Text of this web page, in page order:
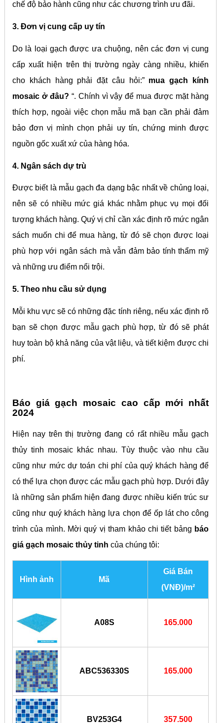
chế độ bảo hành cũng như các chương trình ưu đãi.
3. Đơn vị cung cấp uy tín
Do là loại gạch được ưa chuộng, nên các đơn vị cung
cấp xuất hiện trên thị trường ngày càng nhiều, khiến
cho khách hàng phải đặt câu hỏi:” mua gạch kính
mosaic ở đâu? “. Chính vì vậy để mua được mặt hàng
thích hợp, ngoài việc chọn mẫu mã bạn cần phải đảm
bảo đơn vị mình chọn phải uy tín, chứng minh được
nguồn gốc xuất xứ của hàng hóa.
4. Ngân sách dự trù
Được biết là mẫu gạch đa dạng bậc nhất về chủng loại,
nên sẽ có nhiều mức giá khác nhằm phục vụ mọi đối
tượng khách hàng. Quý vị chỉ cần xác định rõ mức ngân
sách muốn chi để mua hàng, từ đó sẽ chọn được loại
phù hợp với ngân sách mà vẫn đảm bảo tính thẩm mỹ
và những ưu điểm nổi trội.
5. Theo nhu cầu sử dụng
Mỗi khu vực sẽ có những đặc tính riêng, nếu xác định rõ
bạn sẽ chọn được mẫu gạch phù hợp, từ đó sẽ phát
huy toàn bộ khả năng của vật liệu, và tiết kiệm được chi
phí.
Báo giá gạch mosaic cao cấp mới nhất
2024
Hiện nay trên thị trường đang có rất nhiều mẫu gạch
thủy tinh mosaic khác nhau. Tùy thuộc vào nhu cầu
cũng như mức dự toán chi phí của quý khách hàng để
có thể lựa chọn được các mẫu gạch phù hợp. Dưới đây
là những sản phẩm hiện đang được nhiều kiến trúc sư
cũng như quý khách hàng lựa chọn để ốp lát cho công
trình của mình. Mời quý vị tham khảo chi tiết bảng báo
giá gạch mosaic thủy tinh của chúng tôi:
Hình ảnh Mã
Giá Bán
(VNĐ)/m²
A08S 165.000
ABC536330S 165.000
BV253G4 357.500